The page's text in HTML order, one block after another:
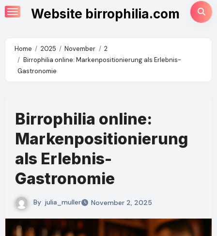
Skip
to
Website birrophilia.com
Home 2025 November
2
Birrophilia online: Markenpositionierung als Erlebnis-
Gastronomie
Birrophilia online:
Markenpositionierung
als Erlebnis-
Gastronomie
By julia_muller November 2, 2025